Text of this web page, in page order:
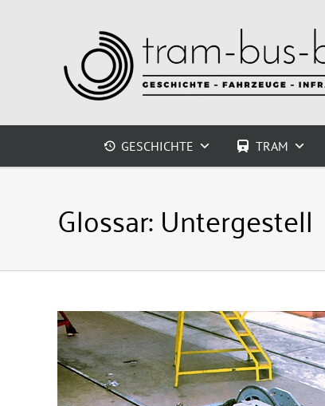
GESCHICHTE TRAM
Glossar:Untergestell